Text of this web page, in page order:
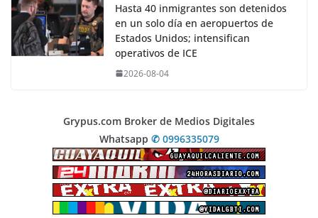
Hasta 40 inmigrantes son detenidos
en un solo día en aeropuertos de
Estados Unidos; intensifican
operativos de ICE
2026-08-04
Grypus.com Broker de Medios Digitales
Whatsapp ✆ 0996335079